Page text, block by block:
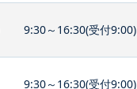
9:30～16:30(受付9:00)
9:30～16:30(受付9:00)